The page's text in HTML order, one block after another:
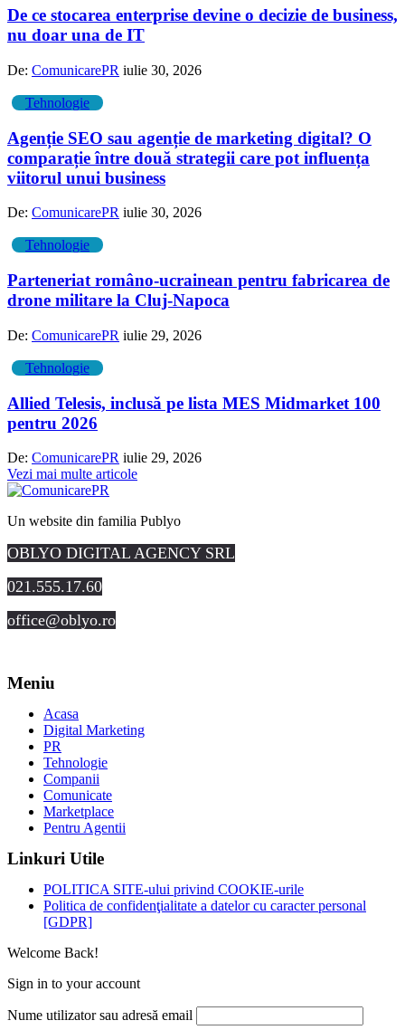
De ce stocarea enterprise devine o decizie de business,
nu doar una de IT
De: ComunicarePR iulie 30, 2026
Tehnologie
Agenție SEO sau agenție de marketing digital? O
comparație între două strategii care pot influența
viitorul unui business
De: ComunicarePR iulie 30, 2026
Tehnologie
Parteneriat româno-ucrainean pentru fabricarea de
drone militare la Cluj-Napoca
De: ComunicarePR iulie 29, 2026
Tehnologie
Allied Telesis, inclusă pe lista MES Midmarket 100
pentru 2026
De: ComunicarePR iulie 29, 2026
Vezi mai multe articole
Un website din familia Publyo
OBLYO DIGITAL AGENCY SRL
021.555.17.60
office@oblyo.ro
Meniu
Acasa
Digital Marketing
PR
Tehnologie
Companii
Comunicate
Marketplace
Pentru Agentii
Linkuri Utile
POLITICA SITE-ului privind COOKIE-urile
Politica de confidenţialitate a datelor cu caracter personal
[GDPR]
Welcome Back!
Sign in to your account
Nume utilizator sau adresă email